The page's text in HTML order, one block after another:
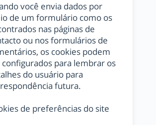
você envia dados por
de um formulário como os
nas páginas de
ou nos formulários de
os cookies podem
configurados para lembrar os
do usuário para
futura.
de preferências do site